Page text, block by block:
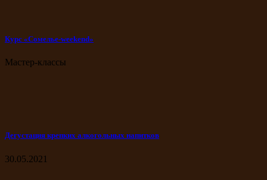
Курс «Сомелье-weekend»
Мастер-классы
Дегустация крепких алкогольных напитков
30.05.2021